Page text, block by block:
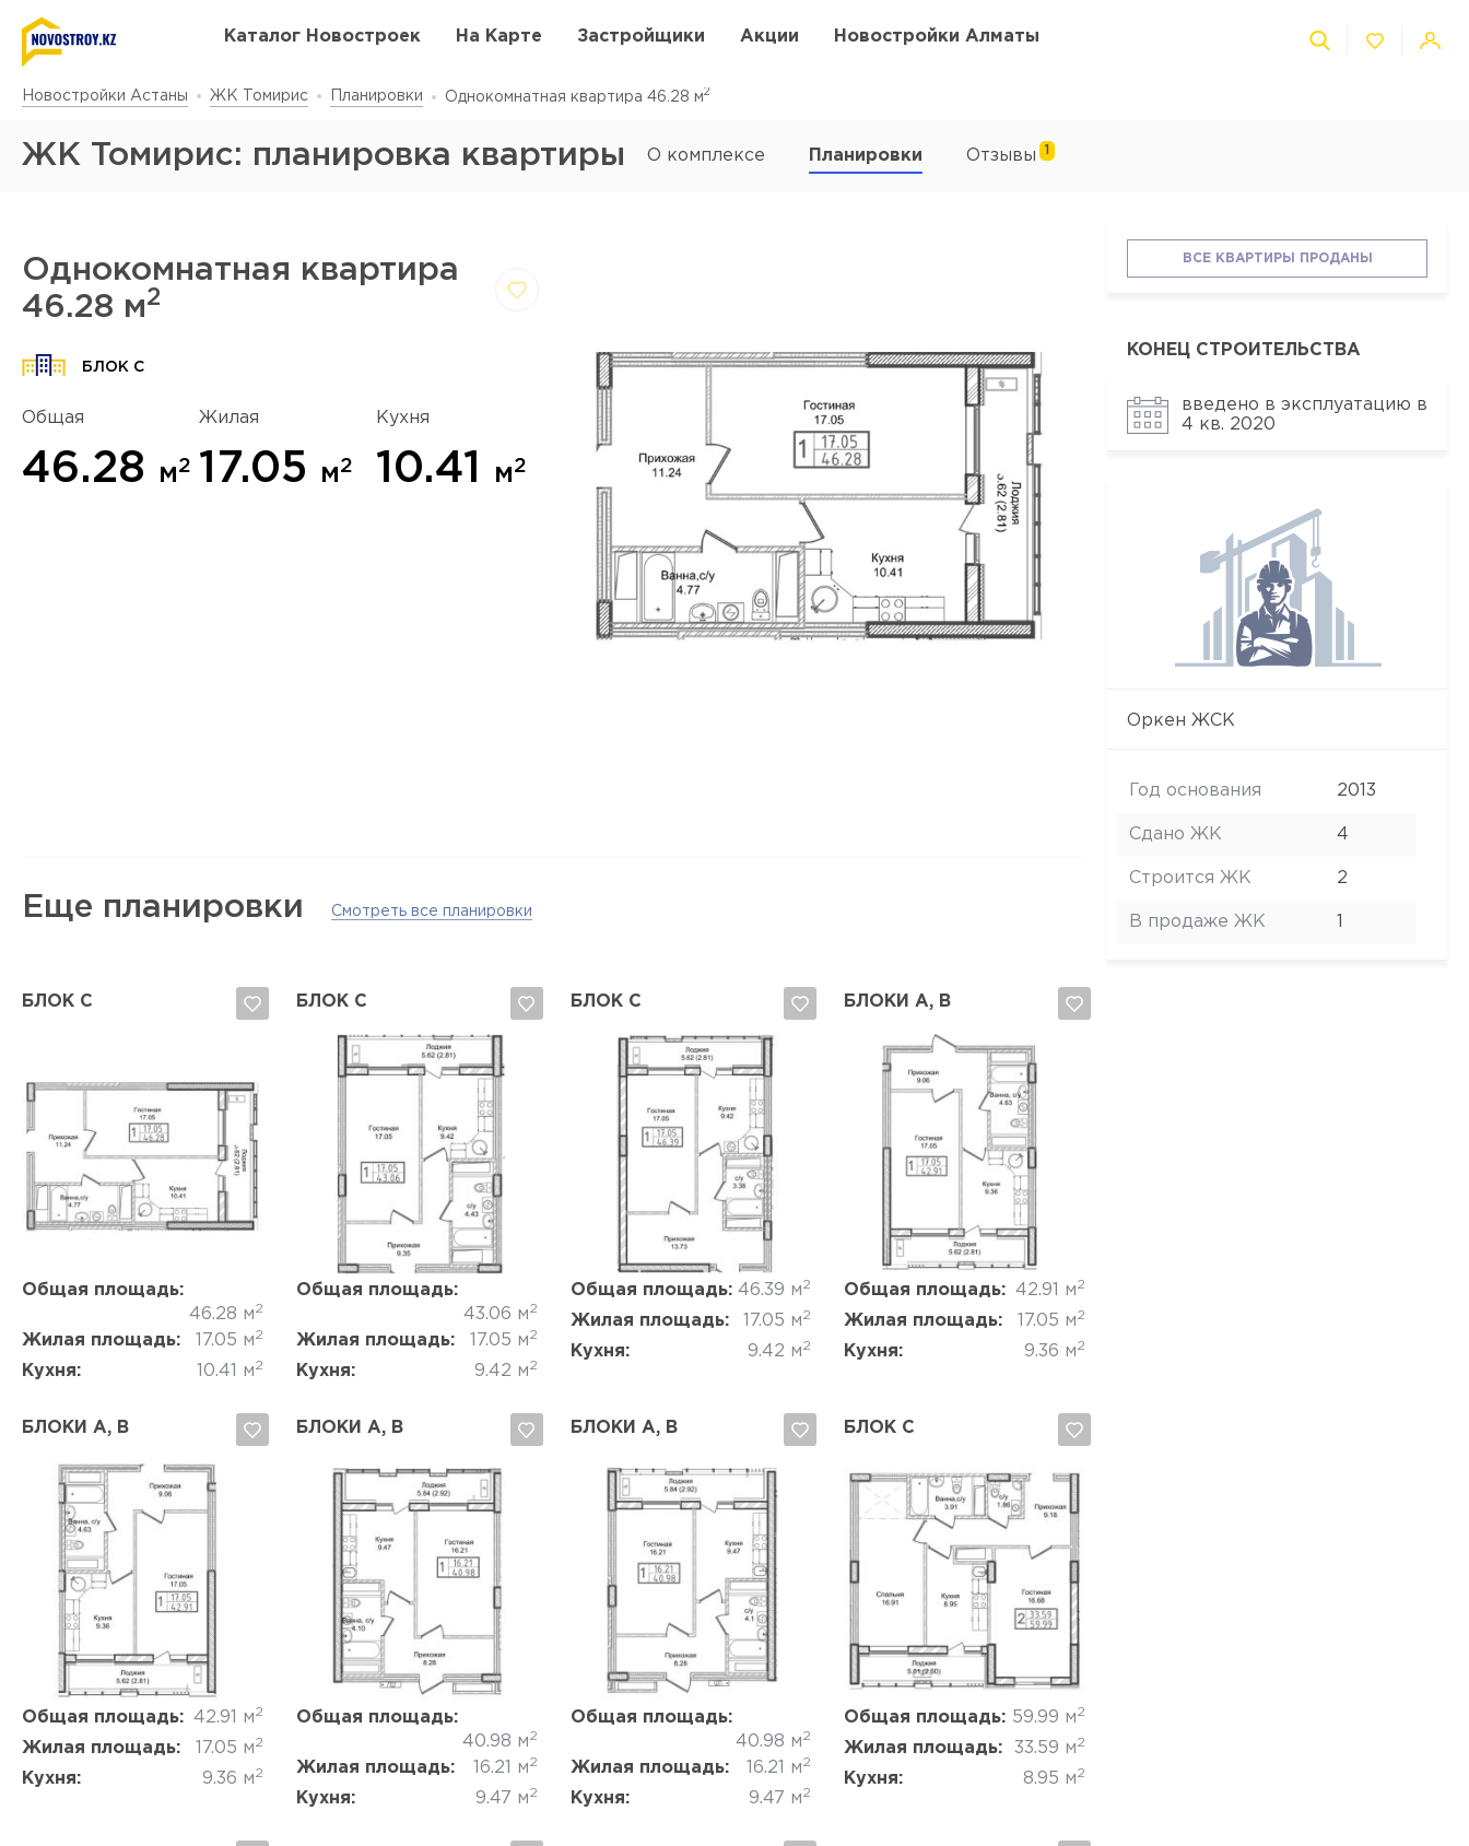
Каталог Новостроек На Карте Застройщики Акции Новостройки Алматы
Новостройки Астаны ЖК Томирис Планировки Однокомнатная квартира 46.28 м2
ЖК Томирис: планировка квартиры О комплексе Планировки Отзывы 1
Однокомнатная квартира
46.28 м2
БЛОК C
Общая
46.28 м2
Жилая
17.05 м2
Кухня
10.41 м2
Еще планировки Смотреть все планировки
БЛОК C
Общая площадь:
46.28 м2
Жилая площадь: 17.05 м2
Кухня: 10.41 м2
Да, удалить Отмена
БЛОК C
Общая площадь:
43.06 м2
Жилая площадь: 17.05 м2
Кухня: 9.42 м2
Отмена
БЛОК C
Общая площадь: 46.39 м2
Жилая площадь: 17.05 м2
Кухня: 9.42 м2
Да, удалить Отмена
БЛОКИ A, B
Общая площадь: 42.91 м2
Жилая площадь: 17.05 м2
Кухня: 9.36 м2
БЛОКИ A, B
Общая площадь: 42.91 м2
Жилая площадь: 17.05 м2
Кухня: 9.36 м2
Да, удалить
БЛОКИ А, B
Общая площадь:
40.98 м2
Жилая площадь: 16.21 м2
Кухня: 9.47 м2
Да, удалить Отмена
БЛОКИ A, B
Общая площадь:
40.98 м2
Жилая площадь: 16.21 м2
Кухня: 9.47 м2
Да, удалить Отмена
БЛОК C
Общая площадь: 59.99 м2
Жилая площадь: 33.59 м2
Кухня: 8.95 м2
Отмена
ВСЕ КВАРТИРЫ ПРОДАНЫ
КОНЕЦ СТРОИТЕЛЬСТВА
введено в эксплуатацию в
4 кв. 2020
Оркен ЖСК
Год основания 2013
Сдано ЖК 4
Строится ЖК 2
В продаже ЖК